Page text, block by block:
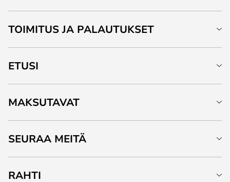
TOIMITUS JA PALAUTUKSET
ETUSI
MAKSUTAVAT
SEURAA MEITÄ
RAHTI